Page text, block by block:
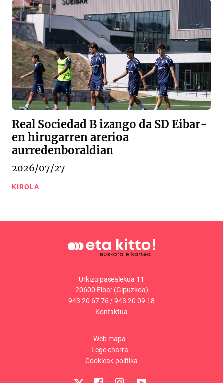
Real Sociedad B izango da SD Eibar-
en hirugarren arerioa
aurredenboraldian
2026/07/27
KIROLA
Urkizu pasealekua 11
20600 Eibar (Gipuzkoa)
943 20 67 76/943 20 09 18
Kontaktua
Web mapa
Lege oharra
Cookieak-politika